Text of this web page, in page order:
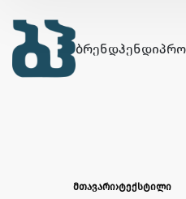
ᲑᲠᲔᲜᲓᲰᲔᲜᲓᲘ
ᲛᲗᲐᲕᲐᲠᲘ›ᲢᲔᲥᲡᲢᲘᲚᲘ